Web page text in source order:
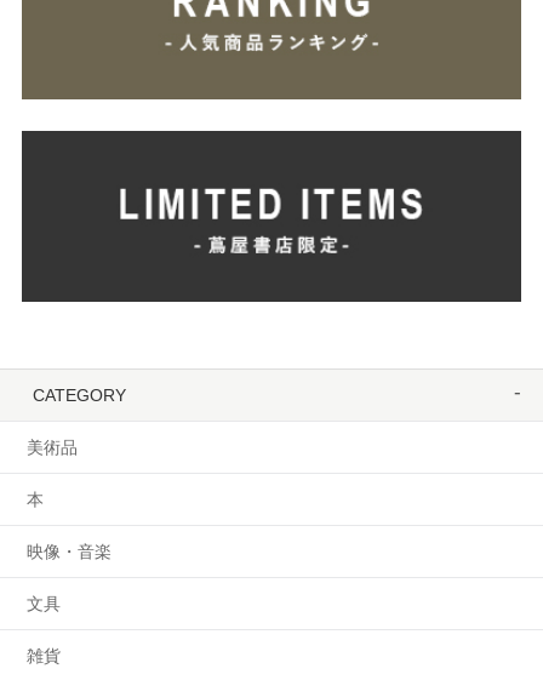
CATEGORY
美術品
本
映像・音楽
文具
雑貨